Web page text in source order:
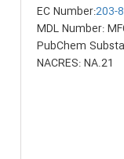
EC Number:203-
MDL Number:
PubChem
NACRES: NA.21